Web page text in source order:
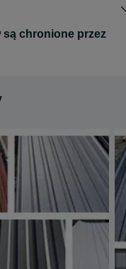
chronione przez